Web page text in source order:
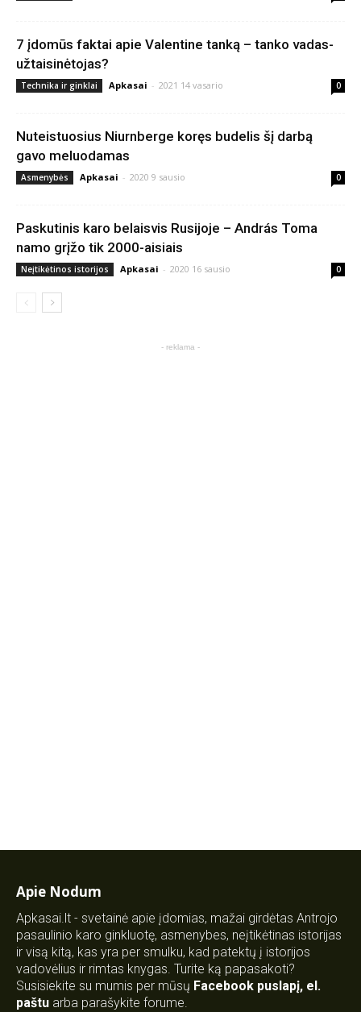
7 įdomūs faktai apie Valentine tanką – tanko vadas-
užtaisinėtojas?
Technika ir ginklai Apkasai - 2021 14 vasario 0
Nuteistuosius Niurnberge koręs budelis šį darbą
gavo meluodamas
Asmenybės Apkasai - 2020 9 sausio 0
Paskutinis karo belaisvis Rusijoje – András Toma
namo grįžo tik 2000-aisiais
Neįtikėtinos istorijos Apkasai - 2020 16 sausio 0
- reklama -
Apie Nodum
Apkasai.lt - svetainė apie įdomias, mažai girdėtas Antrojo
pasaulinio karo ginkluotę, asmenybes, neįtikėtinas istorijas
ir visą kitą, kas yra per smulku, kad patektų į istorijos
vadovėlius ir rimtas knygas. Turite ką papasakoti?
Susisiekite su mumis per mūsų Facebook puslapį, el.
paštu arba parašykite forume.